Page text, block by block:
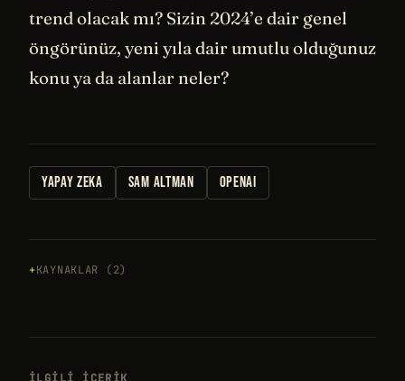
trend olacak mı? Sizin 2024’e dair genel
öngörünüz, yeni yıla dair umutlu olduğunuz
konu ya da alanlar neler?
YAPAY ZEKA SAM ALTMAN OPENAI
KAYNAKLAR (2)